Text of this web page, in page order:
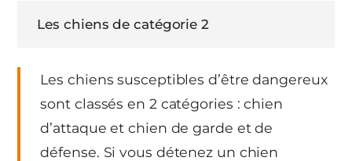
Les chiens susceptibles d’être dangereux
sont classés en 2 catégories : chien
d’attaque et chien de garde et de
défense. Si vous détenez un chien
Les chiens de catégorie 2